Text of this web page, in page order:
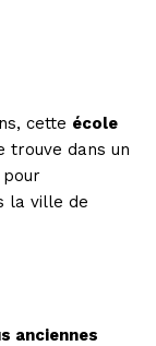
cette école
trouve dans un
pour
la ville de
anciennes